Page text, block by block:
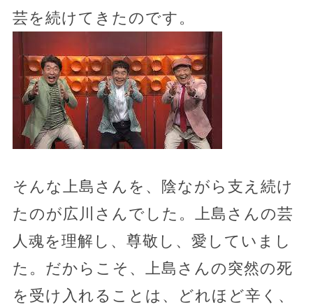
芸を続けてきたのです。
そんな上島さんを、陰ながら支え続け
たのが広川さんでした。上島さんの芸
人魂を理解し、尊敬し、愛していまし
た。だからこそ、上島さんの突然の死
を受け入れることは、どれほど辛く、